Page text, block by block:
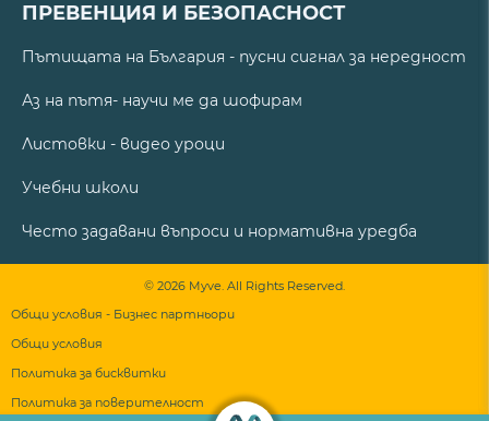
ПРЕВЕНЦИЯ И БЕЗОПАСНОСТ
Пътищата на България - пусни сигнал за нередност
Аз на пътя- научи ме да шофирам
Листовки - видео уроци
Учебни школи
Често задавани въпроси и нормативна уредба
© 2026 Myve. All Rights Reserved.
Общи условия - Бизнес партньори
Общи условия
Политика за бисквитки
Политика за поверителност